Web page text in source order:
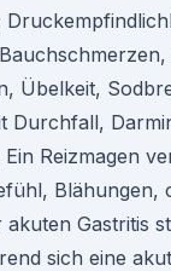
Übelkeit,
Durchfall,
Reizmagen
Blähungen,
akuten Gastritis
sich eine